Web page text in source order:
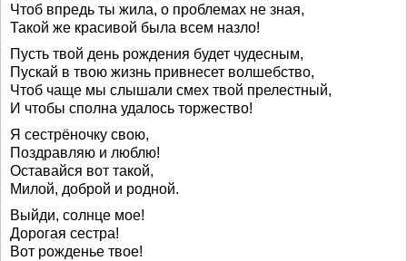
Чтоб впредь ты жила, о проблемах не зная,
Такой же красивой была всем назло!
Пусть твой день рождения будет чудесным,
Пускай в твою жизнь привнесет волшебство,
Чтоб чаще мы слышали смех твой прелестный,
И чтобы сполна удалось торжество!
Я сестрёночку свою,
Поздравляю и люблю!
Оставайся вот такой,
Милой, доброй и родной.
Выйди, солнце мое!
Дорогая сестра!
Вот рожденье твое!